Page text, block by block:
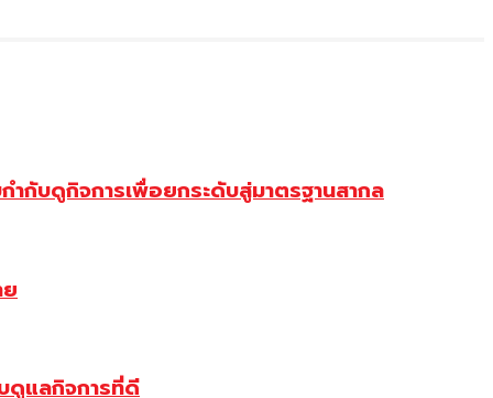
กับดูกิจการเพื่อยกระดับสู่มาตรฐานสากล
ดูแลกิจการที่ดี